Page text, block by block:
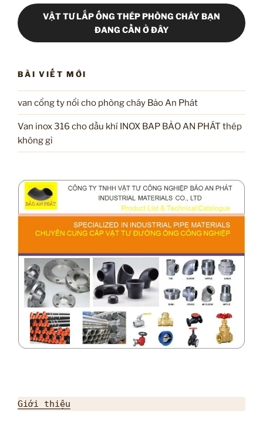
VẬT TƯ LẮP ỐNG THÉP PHÒNG CHÁY BẠN
ĐANG CẦN Ở ĐÂY
BÀI VIẾT MỚI
van cổng ty nổi cho phòng cháy Bảo An Phát
Van inox 316 cho dầu khí INOX BAP BẢO AN PHÁT thép
không gỉ
Giới thiệu